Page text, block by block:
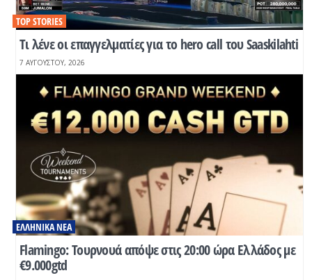
Tι λένε οι επαγγελματίες για το hero call του Saaskilahti
TOP STORIES
7 ΑΥΓΟΎΣΤΟΥ, 2026
Flamingo: Τουρνουά απόψε στις 20:00 ώρα Ελλάδος με
€9.000gtd
ΕΛΛΗΝΙΚΆ ΝΈΑ